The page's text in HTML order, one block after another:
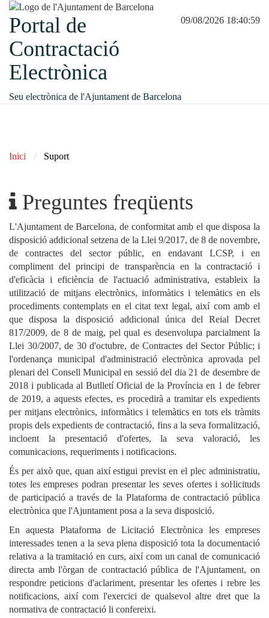
09/08/2026 18:41:00
Portal de
Contractació
Electrònica
Seu electrònica de l'Ajuntament de Barcelona
Inici Suport
Preguntes freqüents
l'Ajuntament de Barcelona, de conformitat amb el que disposa la
disposició addicional setzena de la Llei 9/2017, de 8 de novembre,
de contractes del sector públic, en endavant LCSP, i en
compliment del principi de transparència en la contractació i
d'eficàcia i eficiència de l'actuació administrativa, estableix la
utilització de mitjans electrònics, informàtics i telemàtics en els
procediments contemplats en el citat text legal, així com amb el
que disposa la disposició addicional única del Reial Decret
817/2009, de 8 de maig, pel qual es desenvolupa parcialment la
Llei 30/2007, de 30 d'octubre, de Contractes del Sector Públic; i
l'ordenança municipal d'administració electrònica aprovada pel
plenari del Consell Municipal en sessió del dia 21 de desembre de
2018 i publicada al Butlletí Oficial de la Província en 1 de febrer
de 2019, a aquests efectes, es procedirà a tramitar els expedients
per mitjans electrònics, informàtics i telemàtics en tots els tràmits
propis dels expedients de contractació, fins a la seva formalització,
incloent la presentació d'ofertes, la seva valoració, les
comunicacions, requeriments i notificacions.
És per això que, quan així estigui previst en el plec administratiu,
totes les empreses podran presentar les seves ofertes i soŀlicituds
de participació a través de la Plataforma de contractació pública
electrònica que l'Ajuntament posa a la seva disposició.
En aquesta Plataforma de Licitació Electrònica les empreses
interessades tenen a la seva plena disposició tota la documentació
relativa a la tramitació en curs, així com un canal de comunicació
directa amb l'òrgan de contractació pública de l'Ajuntament, on
respondre peticions d'aclariment, presentar les ofertes i rebre les
notificacions, així com l'exercici de qualsevol altre dret que la
normativa de contractació li confereixi.